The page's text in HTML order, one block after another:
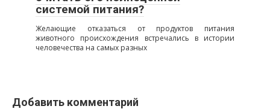
системой питания?
Желающие отказаться от продуктов питания
животного происхождения встречались в истории
человечества на самых разных
Добавить комментарий